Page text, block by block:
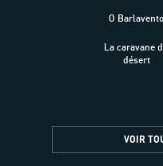
O Barlavento
La caravane
désert
VOIR